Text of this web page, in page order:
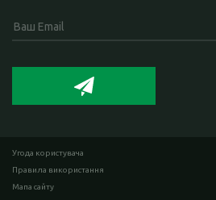
Угода користувача
Правила використання
Мапа сайту